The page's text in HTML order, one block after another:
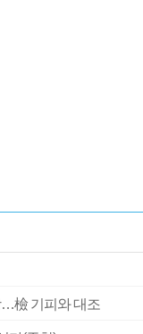
…檢 기피와 대조